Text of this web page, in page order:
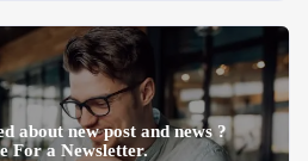
about new post and news ?
For a Newsletter.